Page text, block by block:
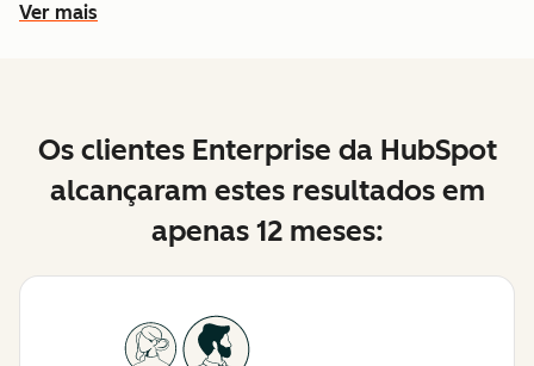
Ver mais
Conheça outros recursos
Os clientes Enterprise da HubSpot
alcançaram estes resultados em
apenas 12 meses: